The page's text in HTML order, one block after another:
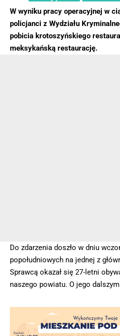
W wyniku pracy operacyjnej w
policjanci z Wydziału
pobicia krotoszyńskiego
meksykańską restaurację.
Do zdarzenia doszło w dniu
popołudniowych na jednej z
Sprawcą okazał się 27-letni
naszego powiatu. O jego